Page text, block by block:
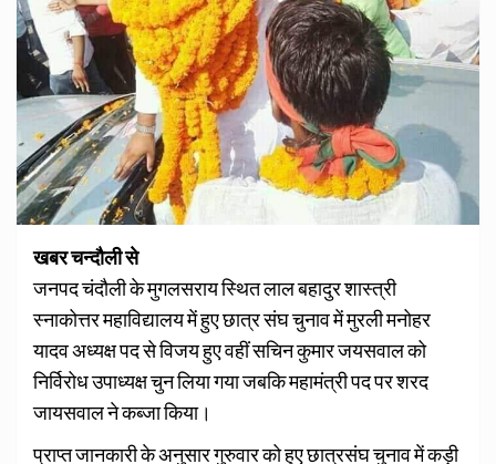
खबर चन्दौली से
जनपद चंदौली के मुगलसराय स्थित लाल बहादुर शास्त्री
स्नाकोत्तर महाविद्यालय में हुए छात्र संघ चुनाव में मुरली मनोहर
यादव अध्यक्ष पद से विजय हुए वहीं सचिन कुमार जयसवाल को
निर्विरोध उपाध्यक्ष चुन लिया गया जबकि महामंत्री पद पर शरद
जायसवाल ने कब्जा किया।
प्राप्त जानकारी के अनुसार गुरुवार को हुए छात्रसंघ चुनाव में कड़ी